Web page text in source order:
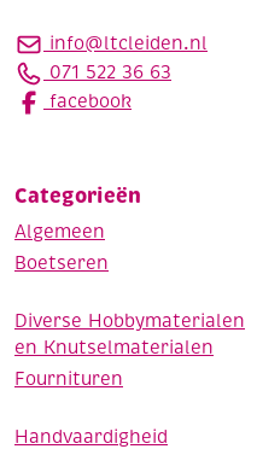
info@ltcleiden.nl
071 522 36 63
facebook
Categorieën
Algemeen
Boetseren
Diverse Hobbymaterialen
en Knutselmaterialen
Fournituren
Handvaardigheid